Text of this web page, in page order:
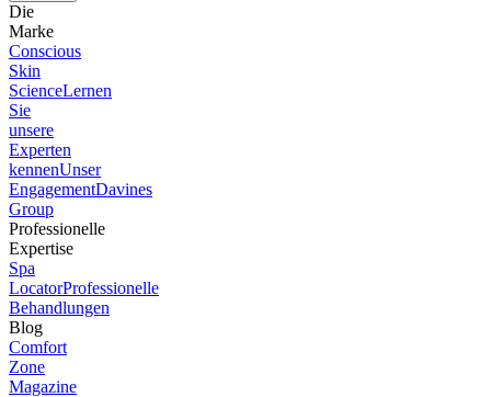
Die
Marke
Conscious
Skin
ScienceLernen
Sie
unsere
Experten
kennenUnser
EngagementDavines
Group
Professionelle
Expertise
Spa
LocatorProfessionelle
Behandlungen
Blog
Comfort
Zone
Magazine